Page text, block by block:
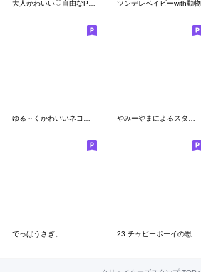
ツンデレベイビーwith動物
ゆる～くかわいいネコとうさぎとクマvol.3 やみーやまによるスタンプ⑦
でっぱうさぎ。